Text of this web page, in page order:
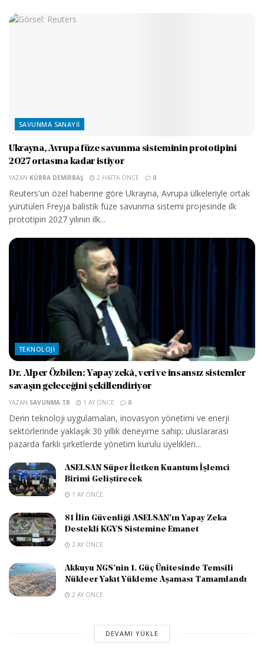
SAVUNMA SANAYII
Ukrayna, Avrupa füze savunma sisteminin prototipini
2027 ortasına kadar istiyor
YAZAN KÜBRA DEMIRBAŞ 2 HAFTA ÖNCE 0
Reuters'un özel haberine göre Ukrayna, Avrupa ülkeleriyle ortak
yürütülen Freyja balistik füze savunma sistemi projesinde ilk
prototipin 2027 yılının ilk...
TEKNOLOJI
Dr. Alper Özbilen: Yapay zekâ, veri ve insansız sistemler
savaşın geleceğini şekillendiriyor
YAZAN SAVUNMA TR 1 AY ÖNCE 0
Derin teknoloji uygulamaları, inovasyon yönetimi ve enerji
sektörlerinde yaklaşık 30 yıllık deneyime sahip; uluslararası
pazarda farklı şirketlerde yönetim kurulu üyelikleri...
ASELSAN Süper İletken Kuantum İşlemci
Birimi Geliştirecek
1 AY ÖNCE
81 İlin Güvenliği ASELSAN’ın Yapay Zeka
Destekli KGYS Sistemine Emanet
2 AY ÖNCE
Akkuyu NGS’nin 1. Güç Ünitesinde Temsili
Nükleer Yakıt Yükleme Aşaması Tamamlandı
2 AY ÖNCE
DEVAMI YÜKLE